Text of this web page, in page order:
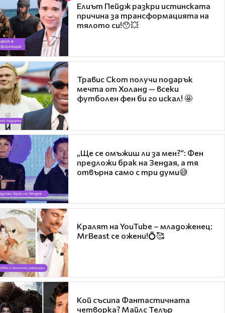
Елиът Пейдж разкри истинската
причина за трансформацията на
тялото си!😯💥
Травис Скот получи подарък
мечта от Холанд — всеки
футболен фен би го искал! 🤩
„Ще се омъжиш ли за мен?“: Фен
предложи брак на Зендая, а тя
отвърна само с три думи😅
Кралят на YouTube – младоженец:
MrBeast се ожени!💍🥰
Кой съсипа Фантастичната
четворка? Майлс Телър